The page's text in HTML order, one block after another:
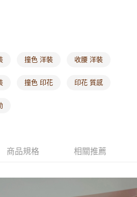
以上)免運費
查看運費
撞色 洋裝 收腰 洋裝
撞色 印花 印花 質感
商品規格 相關推薦